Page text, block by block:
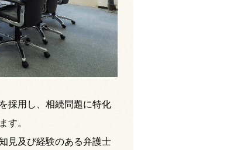
採用し、相続問題に特化
す。
見及び経験のある弁護士